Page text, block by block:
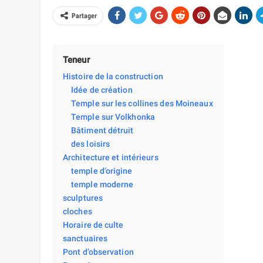
Partager
Teneur
Histoire de la construction
Idée de création
Temple sur les collines des Moineaux
Temple sur Volkhonka
Bâtiment détruit
des loisirs
Architecture et intérieurs
temple d’origine
temple moderne
sculptures
cloches
Horaire de culte
sanctuaires
Pont d’observation